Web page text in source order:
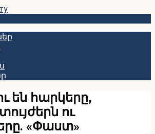
են հարկերը,
ու
«Փաստ»